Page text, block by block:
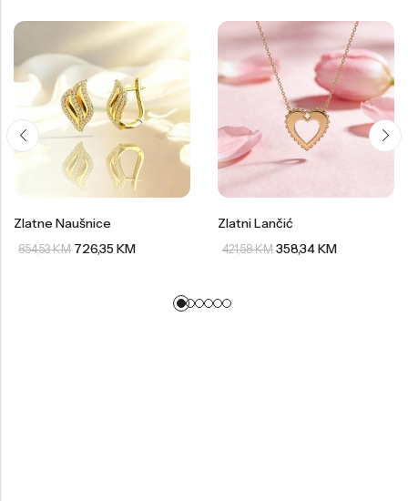
Zlatne Naušnice
854,53KM 726,35KM
Zlatni Lančić
421,58KM 358,34KM